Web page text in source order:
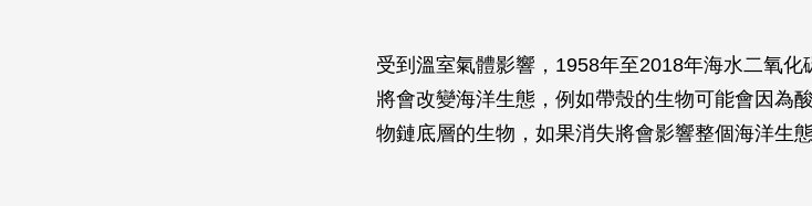
受到溫室氣體影響，1958年至2018年海水二氧化
將會改變海洋生態，例如帶殼的生物可能會因為
物鏈底層的生物，如果消失將會影響整個海洋生態